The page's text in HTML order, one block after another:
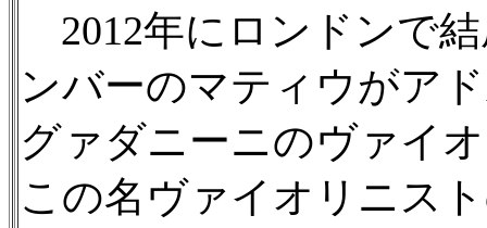
2012年にロンドンで
ンバーのマティウがア
グァダニーニのヴァイ
この名ヴァイオリニス